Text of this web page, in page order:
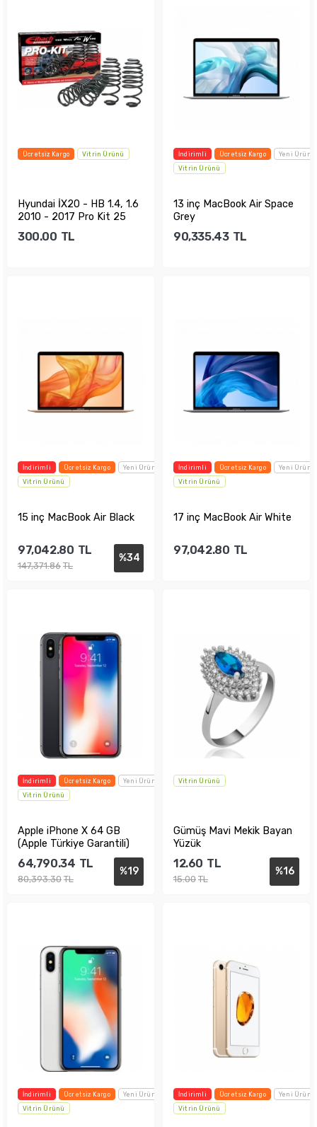
Ücretsiz Kargo Vitrin Ürünü
Hyundai İX20 - HB 1.4, 1.6
2010 - 2017 Pro Kit 25
mm - 20 m...
300.00 TL
İndirimli Ücretsiz Kargo
Yeni Ürün
Vitrin Ürünü
13 inç MacBook Air Space
Grey
90,335.43 TL
İndirimli Ücretsiz Kargo
Yeni Ürün
Vitrin Ürünü
15 inç MacBook Air Black
%34
97,042.80 TL
147,371.86 TL
İndirimli Ücretsiz Kargo
Yeni Ürün
Vitrin Ürünü
17 inç MacBook Air White
97,042.80 TL
İndirimli Ücretsiz Kargo
Yeni Ürün
Vitrin Ürünü
Apple iPhone X 64 GB
(Apple Türkiye Garantili)
%19
64,790.34 TL
80,393.30 TL
Vitrin Ürünü
Gümüş Mavi Mekik Bayan
Yüzük
%16
12.60 TL
15.00 TL
İndirimli Ücretsiz Kargo
Yeni Ürün
Vitrin Ürünü
İndirimli Ücretsiz Kargo
Yeni Ürün
Vitrin Ürünü